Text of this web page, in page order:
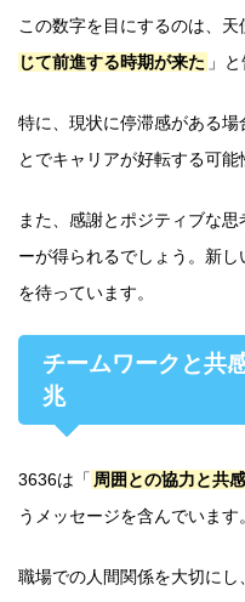
この数字を目にするのは、天
じて前進する時期が来た 」
特に、現状に停滞感がある場
とでキャリアが好転する可能
また、感謝とポジティブな
ーが得られるでしょう。新
を待っています。
チームワークと共
兆
3636は「 周囲との協力と共
うメッセージを含んでいます。
職場での人間関係を大切に